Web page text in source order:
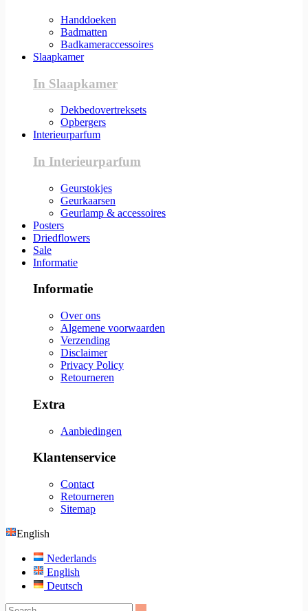
Handdoeken
Badmatten
Badkameraccessoires
Slaapkamer
In Slaapkamer
Dekbedovertreksets
Opbergers
Interieurparfum
In Interieurparfum
Geurstokjes
Geurkaarsen
Geurlamp & accessoires
Posters
Driedflowers
Sale
Informatie
Informatie
Over ons
Algemene voorwaarden
Verzending
Disclaimer
Privacy Policy
Retourneren
Extra
Aanbiedingen
Klantenservice
Contact
Retourneren
Sitemap
English
Nederlands
English
Deutsch